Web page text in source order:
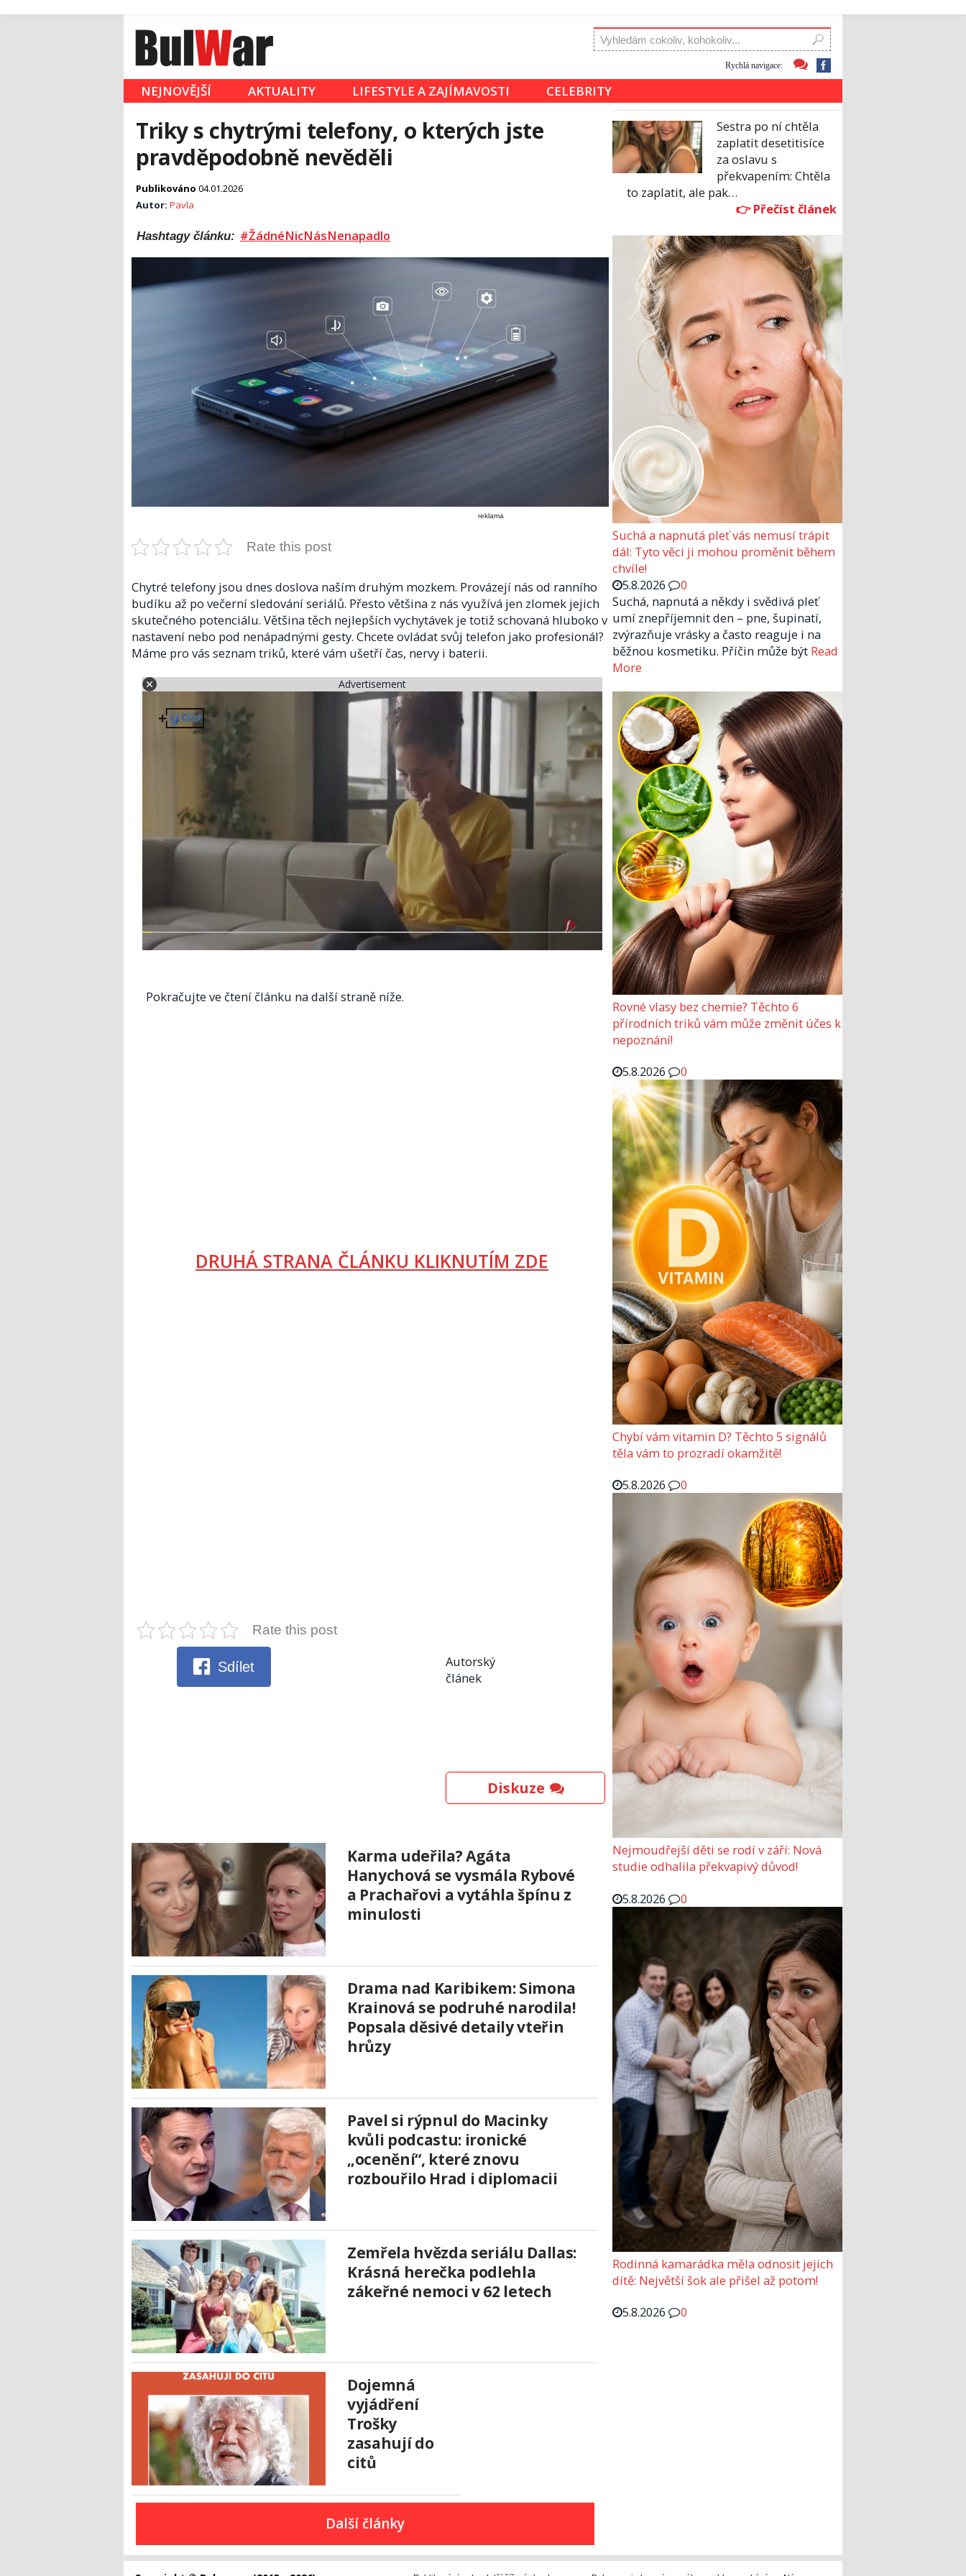
Rychlá navigace:
NEJNOVĚJŠÍ AKTUALITY LIFESTYLE A ZAJÍMAVOSTI CELEBRITY
Triky s chytrými telefony, o kterých jste
pravděpodobně nevěděli
Publikováno 04.01.2026
Autor: Pavla
Hashtagy článku: #ŽádnéNicNásNenapadlo
reklama
Rate this post
Chytré telefony jsou dnes doslova naším druhým mozkem. Provázejí nás od ranního
budíku až po večerní sledování seriálů. Přesto většina z nás využívá jen zlomek jejich
skutečného potenciálu. Většina těch nejlepších vychytávek je totiž schovaná hluboko v
nastavení nebo pod nenápadnými gesty. Chcete ovládat svůj telefon jako profesionál?
Máme pro vás seznam triků, které vám ušetří čas, nervy i baterii.
Advertisement
Pokračujte ve čtení článku na další straně níže.
DRUHÁ STRANA ČLÁNKU KLIKNUTÍM ZDE
Rate this post
Sdílet
Autorský
článek
Diskuze
Karma udeřila? Agáta
Hanychová se vysmála Rybové
a Prachařovi a vytáhla špínu z
minulosti
Drama nad Karibikem: Simona
Krainová se podruhé narodila!
Popsala děsivé detaily vteřin
hrůzy
Pavel si rýpnul do Macinky
kvůli podcastu: ironické
„ocenění“, které znovu
rozbouřilo Hrad i diplomacii
Zemřela hvězda seriálu Dallas:
Krásná herečka podlehla
zákeřné nemoci v 62 letech
Dojemná
vyjádření
Trošky
zasahují do
citů
Další články
Sestra po ní chtěla
zaplatit desetitisíce
za oslavu s
překvapením: Chtěla
to zaplatit, ale pak…
Suchá a napnutá pleť vás nemusí trápit
dál: Tyto věci ji mohou proměnit během
chvíle!
5.8.2026
0
Suchá, napnutá a někdy i svědivá pleť
umí znepříjemnit den – pne, šupinatí,
zvýrazňuje vrásky a často reaguje i na
běžnou kosmetiku. Příčin může být Read
More
Rovné vlasy bez chemie? Těchto 6
přírodních triků vám může změnit účes k
nepoznání!
5.8.2026
0
Chybí vám vitamin D? Těchto 5 signálů
těla vám to prozradí okamžitě!
5.8.2026
0
Nejmoudřejší děti se rodí v září: Nová
studie odhalila překvapivý důvod!
5.8.2026
0
Rodinná kamarádka měla odnosit jejich
dítě: Největší šok ale přišel až potom!
5.8.2026
0